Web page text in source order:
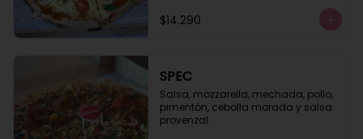
$14.290
SPEC
Salsa, mozzarella, mechada, pollo,
pimentón, cebolla morada y salsa
provenzal.